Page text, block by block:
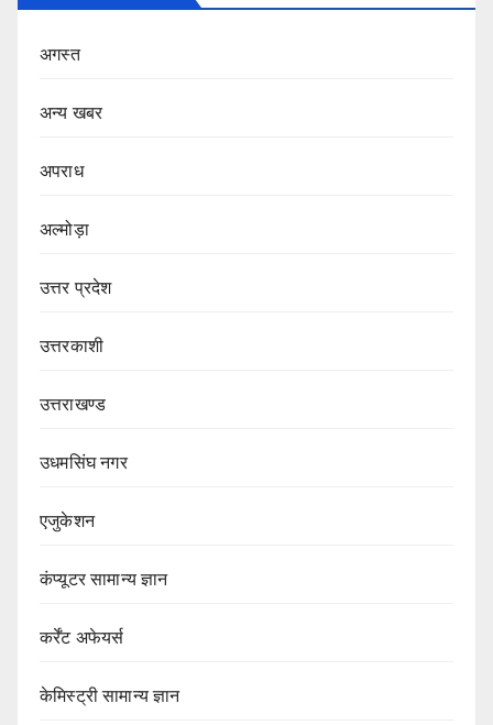
अगस्त
अन्य खबर
अपराध
अल्मोड़ा
उत्तर प्रदेश
उत्तरकाशी
उत्तराखण्ड
उधमसिंघ नगर
एजुकेशन
कंप्यूटर सामान्य ज्ञान
कर्रेंट अफेयर्स
केमिस्ट्री सामान्य ज्ञान